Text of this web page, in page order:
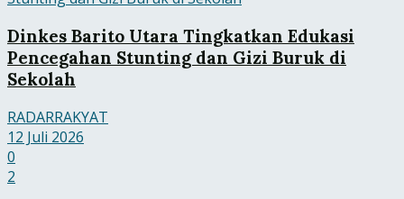
Dinkes Barito Utara Tingkatkan Edukasi
Pencegahan Stunting dan Gizi Buruk di
Sekolah
RADARRAKYAT
12 Juli 2026
0
2